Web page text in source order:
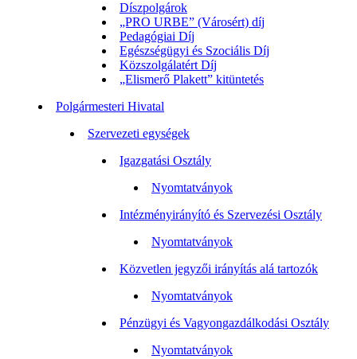
Díszpolgárok
„PRO URBE” (Városért) díj
Pedagógiai Díj
Egészségügyi és Szociális Díj
Közszolgálatért Díj
„Elismerő Plakett” kitüntetés
Polgármesteri Hivatal
Szervezeti egységek
Igazgatási Osztály
Nyomtatványok
Intézményirányító és Szervezési Osztály
Nyomtatványok
Közvetlen jegyzői irányítás alá tartozók
Nyomtatványok
Pénzügyi és Vagyongazdálkodási Osztály
Nyomtatványok